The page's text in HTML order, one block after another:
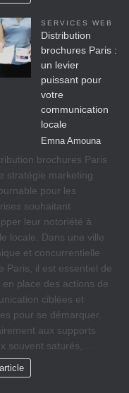
SERVICES WEB
Distribution
brochures Paris :
un levier
puissant pour
votre
communication
locale
Emna Amouna
brochures Paris
stratégie marketing
pour les
souhaitant
leur notoriété à
locale. Dans une ville
et concurrentielle
Paris, il est essentiel de
en place des actions de
ciblées et
pour se démarquer.
aux supports
souvent saturés,…